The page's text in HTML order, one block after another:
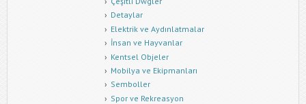
Detaylar
Elektrik ve Aydınlatmalar
İnsan ve Hayvanlar
Kentsel Objeler
Mobilya ve Ekipmanları
Semboller
Spor ve Rekreasyon